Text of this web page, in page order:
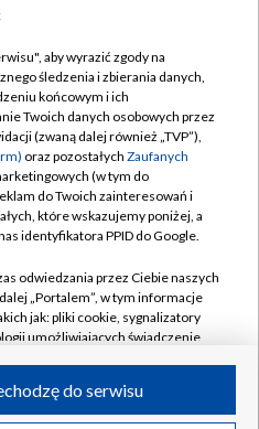
TVP
TVP
prywatności
zgody
S.A. w likwidacji
aby wyrazić zgody na
śledzenia i zbierania danych,
końcowym i ich
Twoich danych osobowych przez
(zwaną dalej również „TVP”),
oraz pozostałych Zaufanych
(w tym do
do Twoich zainteresowań i
które wskazujemy poniżej, a
identyfikatora PPID do Google.
odwiedzania przez Ciebie naszych
„Portalem”, w tym informacje
jak: pliki cookie, sygnalizatory
umożliwiających świadczenie
do serwisu